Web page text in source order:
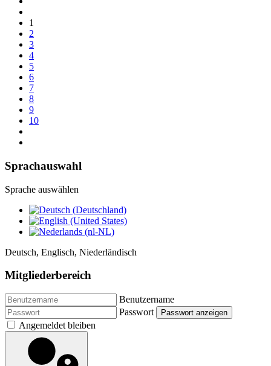
1
2
3
4
5
6
7
8
9
10
Sprachauswahl
Sprache auswählen
Deutsch, Englisch, Niederländisch
Mitgliederbereich
Benutzername
Passwort
Passwort anzeigen
Angemeldet bleiben